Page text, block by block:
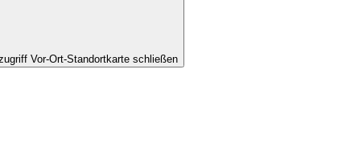
Vor-Ort-Standortkarte schließen